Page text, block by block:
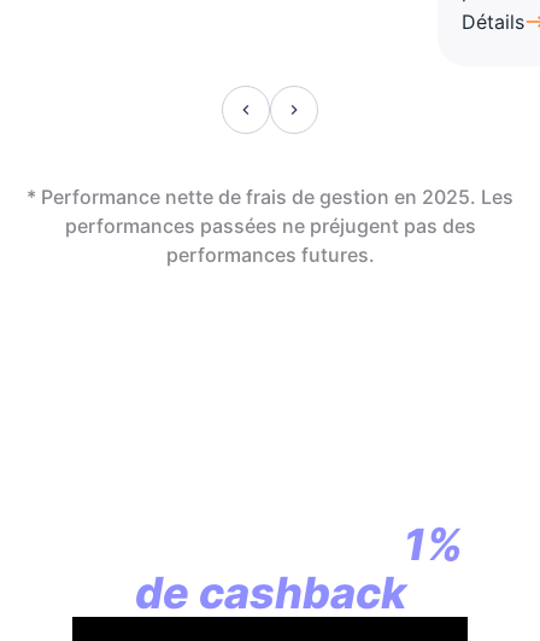
Détails
* Performance nette de frais de gestion en 2025. Les
performances passées ne préjugent pas des
performances futures.
1%
de cashback